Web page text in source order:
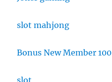
slot mahjong
Bonus New Member 100